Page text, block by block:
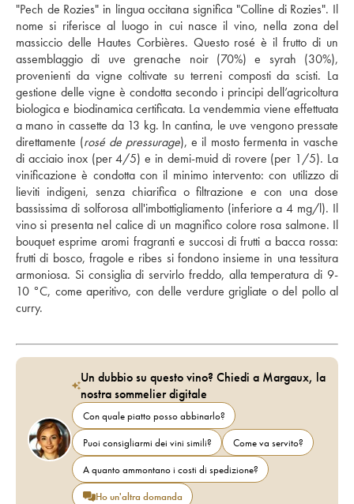
"Pech de Rozies" in lingua occitana significa "Colline di Rozies". Il
nome si riferisce al luogo in cui nasce il vino, nella zona del
massiccio delle Hautes Corbières. Questo rosé è il frutto di un
assemblaggio di uve grenache noir (70%) e syrah (30%),
provenienti da vigne coltivate su terreni composti da scisti. La
gestione delle vigne è condotta secondo i principi dell’agricoltura
biologica e biodinamica certificata. La vendemmia viene effettuata
a mano in cassette da 13 kg. In cantina, le uve vengono pressate
direttamente (rosé de pressurage), e il mosto fermenta in vasche
di acciaio inox (per 4/5) e in demi-muid di rovere (per 1/5). La
vinificazione è condotta con il minimo intervento: con utilizzo di
lieviti indigeni, senza chiarifica o filtrazione e con una dose
bassissima di solforosa all'imbottigliamento (inferiore a 4 mg/l). Il
vino si presenta nel calice di un magnifico colore rosa salmone. Il
bouquet esprime aromi fragranti e succosi di frutti a bacca rossa:
frutti di bosco, fragole e ribes si fondono insieme in una tessitura
armoniosa. Si consiglia di servirlo freddo, alla temperatura di 9-
10 °C, come aperitivo, con delle verdure grigliate o del pollo al
curry.
Un dubbio su questo vino? Chiedi a Margaux, la
nostra sommelier digitale
Con quale piatto posso abbinarlo?
Puoi consigliarmi dei vini simili?
Come va servito?
A quanto ammontano i costi di spedizione?
Ho un'altra domanda